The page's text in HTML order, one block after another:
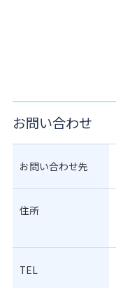
お問い合わせ
お問い合わせ先
住所
TEL